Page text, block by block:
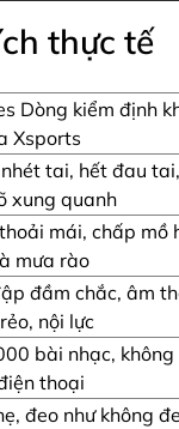
thực tế
Dòng kiểm định
Xsports
tai, hết đau tai,
xung quanh
mái, chấp mồ
mưa rào
đầm chắc, âm
nội lực
bài nhạc, không
thoại
đeo như không